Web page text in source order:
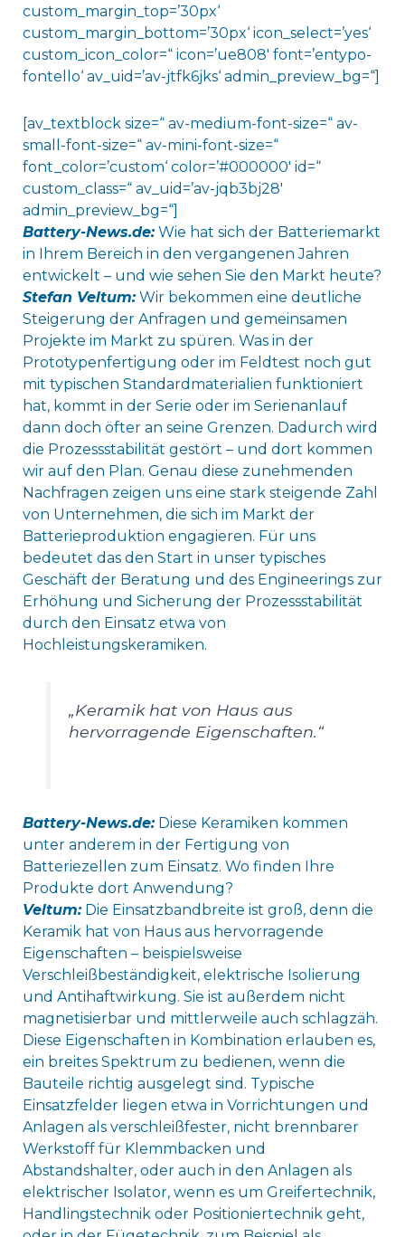
custom_margin_top=’30px‘
custom_margin_bottom=’30px‘ icon_select=’yes‘
custom_icon_color=“ icon=’ue808′ font=’entypo-
fontello‘ av_uid=’av-jtfk6jks‘ admin_preview_bg=“]
[av_textblock size=“ av-medium-font-size=“ av-
small-font-size=“ av-mini-font-size=“
font_color=’custom‘ color=’#000000′ id=“
custom_class=“ av_uid=’av-jqb3bj28′
admin_preview_bg=“]
Battery-News.de:Wie hat sich der Batteriemarkt
in Ihrem Bereich in den vergangenen Jahren
entwickelt – und wie sehen Sie den Markt heute?
Stefan Veltum:Wir bekommen eine deutliche
Steigerung der Anfragen und gemeinsamen
Projekte im Markt zu spüren. Was in der
Prototypenfertigung oder im Feldtest noch gut
mit typischen Standardmaterialien funktioniert
hat, kommt in der Serie oder im Serienanlauf
dann doch öfter an seine Grenzen. Dadurch wird
die Prozessstabilität gestört – und dort kommen
wir auf den Plan. Genau diese zunehmenden
Nachfragen zeigen uns eine stark steigende Zahl
von Unternehmen, die sich im Markt der
Batterieproduktion engagieren. Für uns
bedeutet das den Start in unser typisches
Geschäft der Beratung und des Engineerings zur
Erhöhung und Sicherung der Prozessstabilität
durch den Einsatz etwa von
Hochleistungskeramiken.
„Keramik hat von Haus aus
hervorragende Eigenschaften.“
Battery-News.de:Diese Keramiken kommen
unter anderem in der Fertigung von
Batteriezellen zum Einsatz. Wo finden Ihre
Produkte dort Anwendung?
Veltum:Die Einsatzbandbreite ist groß, denn die
Keramik hat von Haus aus hervorragende
Eigenschaften – beispielsweise
Verschleißbeständigkeit, elektrische Isolierung
und Antihaftwirkung. Sie ist außerdem nicht
magnetisierbar und mittlerweile auch schlagzäh.
Diese Eigenschaften in Kombination erlauben es,
ein breites Spektrum zu bedienen, wenn die
Bauteile richtig ausgelegt sind. Typische
Einsatzfelder liegen etwa in Vorrichtungen und
Anlagen als verschleißfester, nicht brennbarer
Werkstoff für Klemmbacken und
Abstandshalter, oder auch in den Anlagen als
elektrischer Isolator, wenn es um Greifertechnik,
Handlingstechnik oder Positioniertechnik geht,